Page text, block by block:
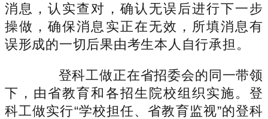
消息，认实查对，确认无误后进行下一步
操做，确保消息实正在无效，所填消息有
误形成的一切后果由考生本人自行承担。
登科工做正在省招委会的同一带领
下，由省教育和各招生院校组织实施。登
科工做实行“学校担任、省教育监视”的登科